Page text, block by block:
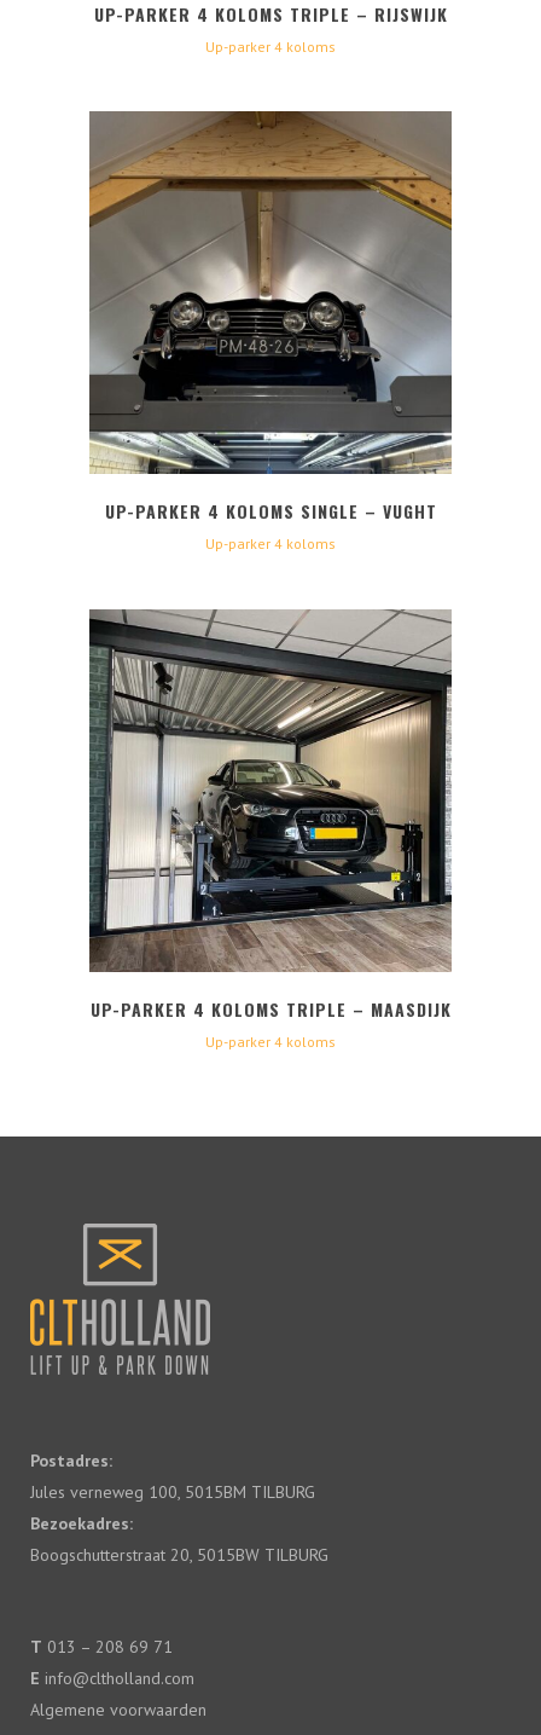
UP-PARKER 4 KOLOMS TRIPLE – RIJSWIJK
Up-parker 4 koloms
UP-PARKER 4 KOLOMS SINGLE – VUGHT
Up-parker 4 koloms
UP-PARKER 4 KOLOMS TRIPLE – MAASDIJK
Up-parker 4 koloms
Postadres:
Jules verneweg 100, 5015BM TILBURG
Bezoekadres:
Boogschutterstraat 20, 5015BW TILBURG
T 013 – 208 69 71
E info@cltholland.com
Algemene voorwaarden